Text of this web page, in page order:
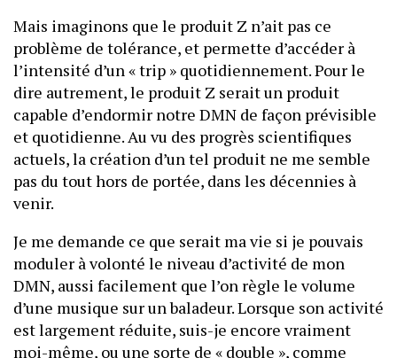
Mais imaginons que le produit Z n’ait pas ce
problème de tolérance, et permette d’accéder à
l’intensité d’un « trip » quotidiennement. Pour le
dire autrement, le produit Z serait un produit
capable d’endormir notre DMN de façon prévisible
et quotidienne. Au vu des progrès scientifiques
actuels, la création d’un tel produit ne me semble
pas du tout hors de portée, dans les décennies à
venir.
Je me demande ce que serait ma vie si je pouvais
moduler à volonté le niveau d’activité de mon
DMN, aussi facilement que l’on règle le volume
d’une musique sur un baladeur. Lorsque son activité
est largement réduite, suis-je encore vraiment
moi-même, ou une sorte de « double », comme